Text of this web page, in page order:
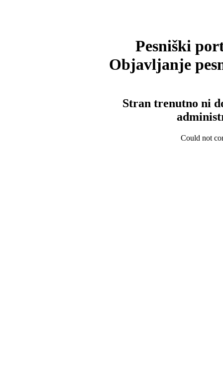
Pesniški
Objavljanje
Stran trenutno ni
Could not